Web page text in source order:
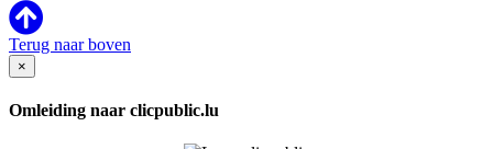
Terug naar boven
×
Omleiding naar clicpublic.lu